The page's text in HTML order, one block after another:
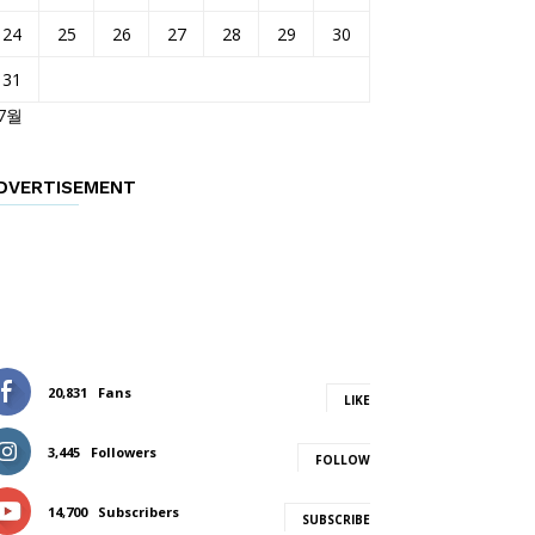
24 25 26 27 28 29
30
31
월
20,831 Fans LIKE
3,445 Followers FOLLOW
14,700 Subscribers SUBSCRIBE